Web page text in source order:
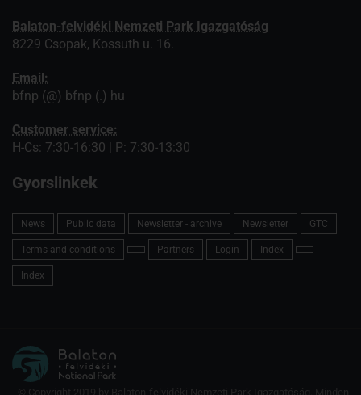
Balaton-felvidéki Nemzeti Park Igazgatóság
8229 Csopak, Kossuth u. 16.
Email:
bfnp (@) bfnp (.) hu
Customer service:
H-Cs: 7:30-16:30 | P: 7:30-13:30
Gyorslinkek
News Public data Newsletter - archive Newsletter GTC
Terms and conditions Partners Login Index
Index
© Copyright 2019 by Balaton-felvidéki Nemzeti Park Igazgatóság. Minden